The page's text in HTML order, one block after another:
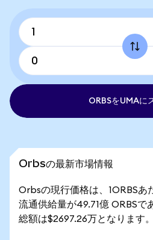
ORBSをUMAに
Orbsの最新市場情報
Orbsの現行価格は、1ORBSあ
流通供給量が49.71億 ORBSで
総額は$2697.26万となります。